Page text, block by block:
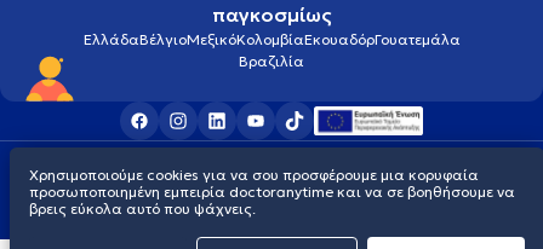
παγκοσμίως
ΕλλάδαΒέλγιοΜεξικόΚολομβίαΕκουαδόρΓουατεμάλα
Βραζιλία
Οροι χρήσης Cookies Πολιτική προστασίας προσωπικού απορρήτου
© 2026 doctoranytime
Χρησιμοποιούμε cookies για να σου προσφέρουμε μια κορυφαία
προσωποποιημένη εμπειρία doctoranytime και να σε βοηθήσουμε να
βρεις εύκολα αυτό που ψάχνεις.